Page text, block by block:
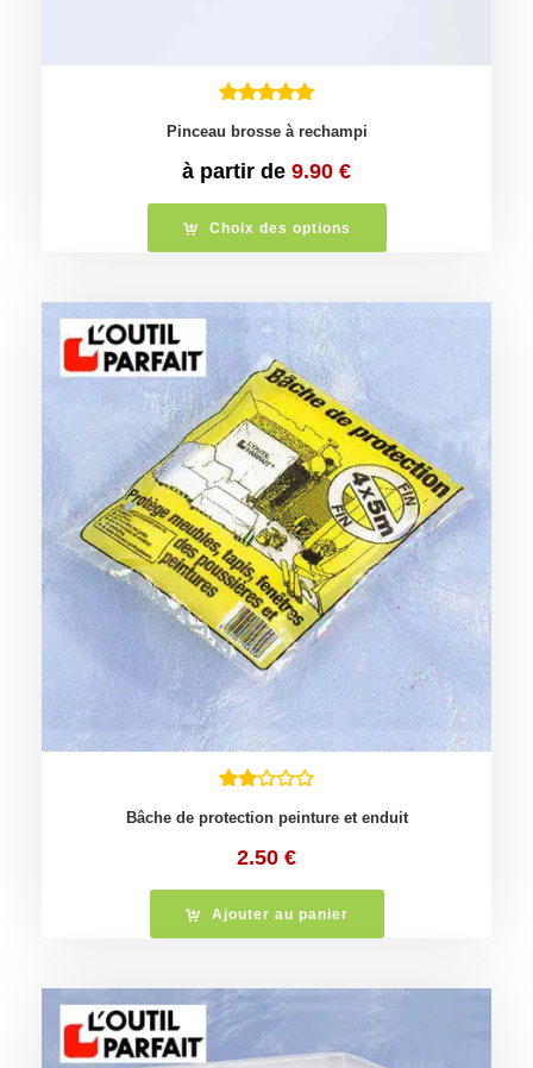
Pinceau brosse à rechampi
à partir de 9.90 €
Choix des options
Bâche de protection peinture et enduit
2.50 €
Ajouter au panier